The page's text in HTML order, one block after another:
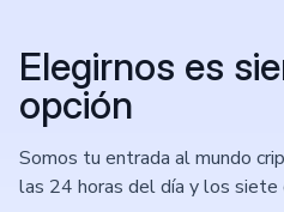
Elegirnos es
opción
Somos tu entrada al mundo
las 24 horas del día y los siete